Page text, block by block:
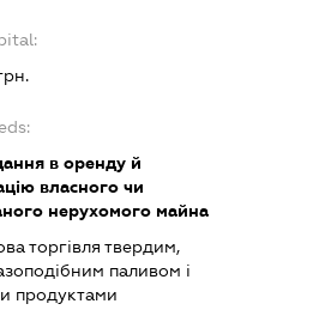
в оренду й
власного чи
нерухомого майна
торгівля твердим,
паливом і
продуктами